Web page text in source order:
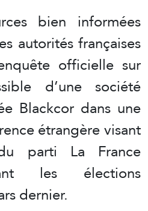
bien informées
autorités françaises
officielle sur
d’une société
Blackcor dans une
étrangère visant
parti La France
les élections
dernier.